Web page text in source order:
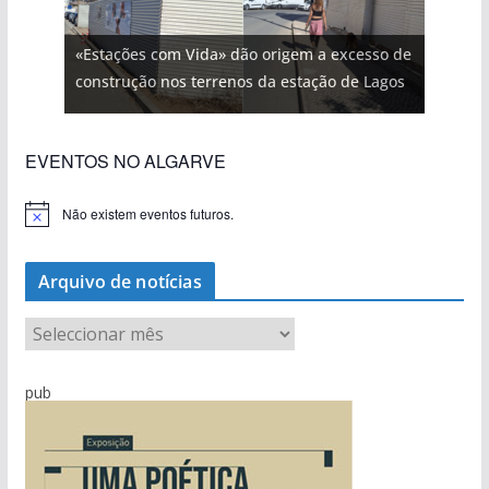
«Estações com Vida» dão origem a excesso de
construção nos terrenos da estação de Lagos
EVENTOS NO ALGARVE
Não existem eventos futuros.
Arquivo de notícias
r
q
pub